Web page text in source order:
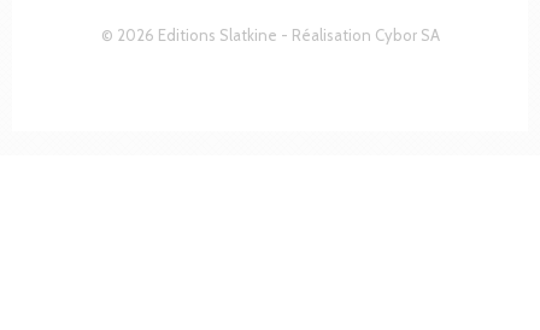
© 2026 Editions Slatkine - Réalisation Cybor SA